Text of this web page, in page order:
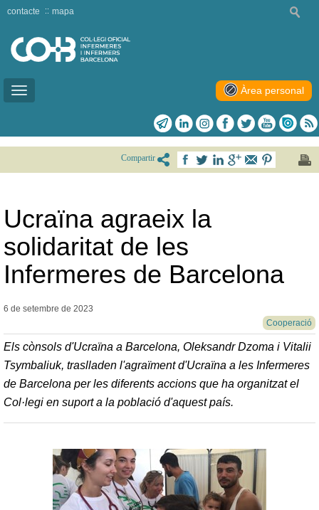
Toggle
contacte mapa
Àrea personal
Compartir
Ucraïna agraeix la
solidaritat de les
Infermeres de Barcelona
6 de setembre de 2023
Cooperació
Els cònsols d'Ucraïna a Barcelona, Oleksandr Dzoma i Vitalii
Tsymbaliuk, traslladen l'agraïment d'Ucraïna a les Infermeres
de Barcelona per les diferents accions que ha organitzat el
Col·legi en suport a la població d'aquest país.